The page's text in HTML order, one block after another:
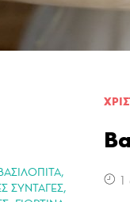
,
ΣΥΝΤΑΓΕΣ, 1